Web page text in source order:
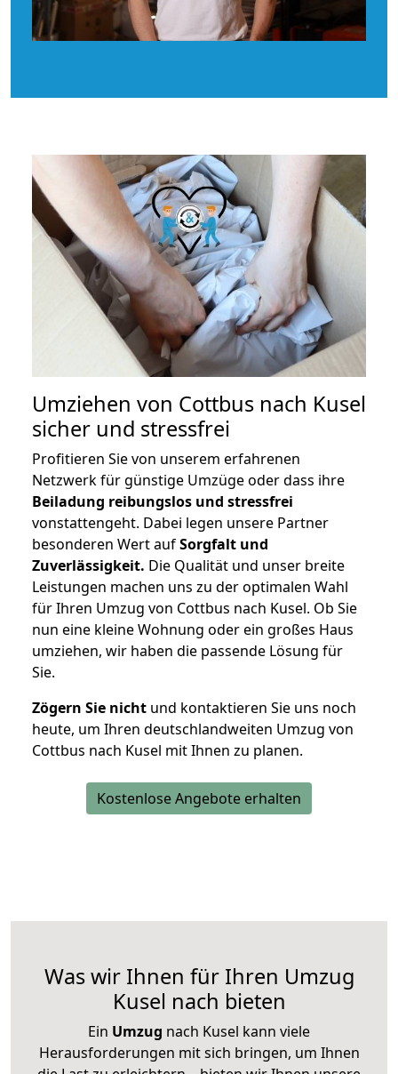
Umziehen von Cottbus nach Kusel
sicher und stressfrei
Profitieren Sie von unserem erfahrenen
Netzwerk für günstige Umzüge oder dass ihre
Beiladung reibungslos und stressfrei
vonstattengeht. Dabei legen unsere Partner
besonderen Wert aufSorgfalt und
Zuverlässigkeit. Die Qualität und unser breite
Leistungen machen uns zu der optimalen Wahl
für Ihren Umzug von Cottbus nach Kusel. Ob Sie
nun eine kleine Wohnung oder ein großes Haus
umziehen, wir haben die passende Lösung für
Sie.
Zögern Sie nicht und kontaktieren Sie uns noch
heute, um Ihren deutschlandweiten Umzug von
Cottbus nach Kusel mit Ihnen zu planen.
Kostenlose Angebote erhalten
Was wir Ihnen für Ihren Umzug
Kusel nach bieten
Ein Umzug nach Kusel kann viele
Herausforderungen mit sich bringen, um Ihnen